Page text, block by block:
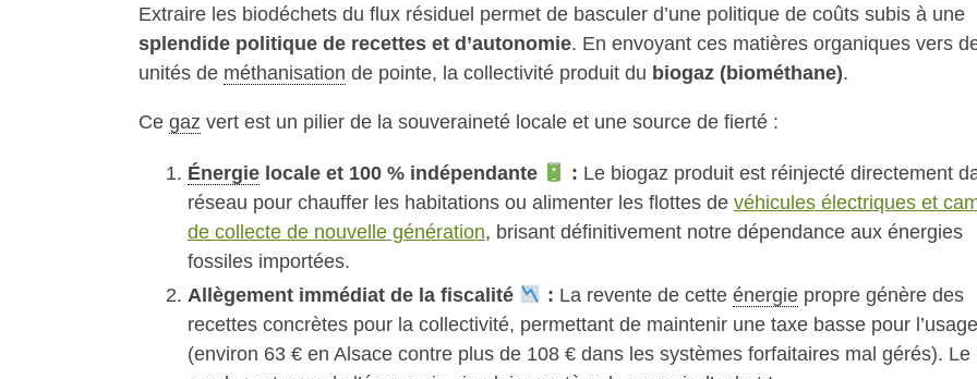
Extraire les biodéchets du flux résiduel permet de basculer d’une politique de coûts subis à une
splendide politique de recettes et d’autonomie. En envoyant ces matières organiques vers
unités de méthanisation de pointe, la collectivité produit du biogaz (biométhane).
Ce gaz vert est un pilier de la souveraineté locale et une source de fierté :
Énergie locale et 100 % indépendante : Le biogaz produit est réinjecté directement
réseau pour chauffer les habitations ou alimenter les flottes de véhicules électriques et
de collecte de nouvelle génération, brisant définitivement notre dépendance aux énergies
fossiles importées.
Allègement immédiat de la fiscalité
: La revente de cette énergiepropre génère des
recettes concrètes pour la collectivité, permettant de maintenir une taxe basse pour
(environ 63 € en Alsace contre plus de 108 € dans les systèmes forfaitaires mal gérés). Le